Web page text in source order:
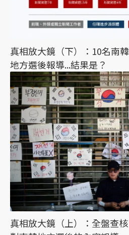
真相放大鏡（下）：10名南
地方選後報導...結果是？
真相放大鏡（上）：全盤查